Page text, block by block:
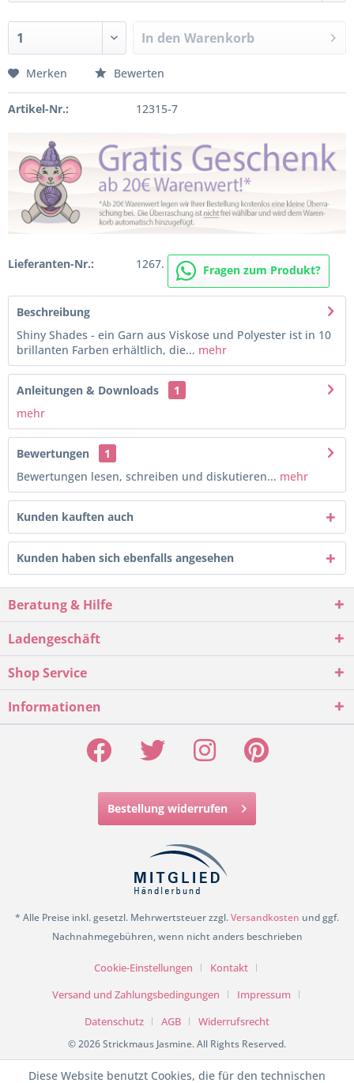
In den Warenkorb
Merken Bewerten
Artikel-Nr.: 12315-7
Lieferanten-Nr.: 1267. Fragen zum Produkt?
Beschreibung
Shiny Shades - ein Garn aus Viskose und Polyester ist in 10
brillanten Farben erhältlich, die... mehr
Anleitungen & Downloads
1
mehr
Bewertungen
1
Bewertungen lesen, schreiben und diskutieren... mehr
Kunden kauften auch
Kunden haben sich ebenfalls angesehen
Beratung & Hilfe
Ladengeschäft
Shop Service
Informationen
Bestellung widerrufen
* Alle Preise inkl. gesetzl. Mehrwertsteuer zzgl.Versandkosten und ggf.
Nachnahmegebühren, wenn nicht anders beschrieben
Cookie-Einstellungen
Kontakt
Versand und Zahlungsbedingungen
Impressum
Datenschutz
AGB Widerrufsrecht
© 2026 Strickmaus Jasmine. All Rights Reserved.
Diese Website benutzt Cookies, die für den technischen